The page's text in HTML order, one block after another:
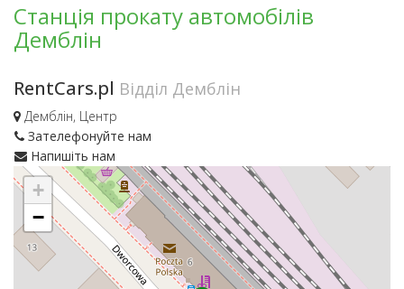
Станція прокату автомобілів
Демблін
RentCars.pl Відділ Демблін
Демблін, Центр
Зателефонуйте нам
Напишіть нам
+
−